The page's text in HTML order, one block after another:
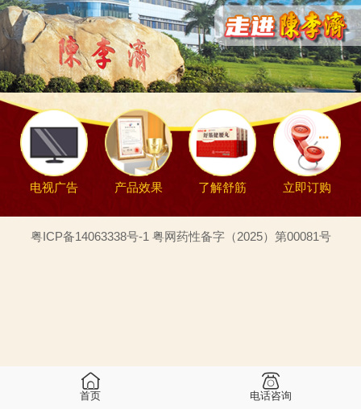
电视广告 产品效果 了解舒筋 立即订购
粤ICP备14063338号-1 粤网药性备字（2025）第00081号
首页 电话咨询